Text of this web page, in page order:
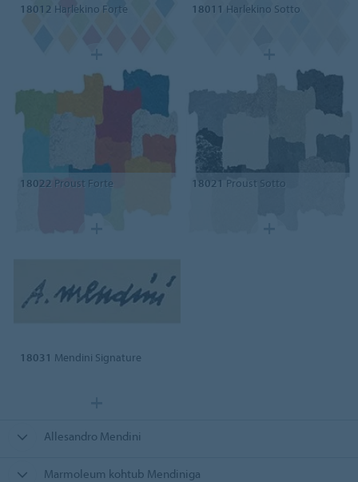
18012 Harlekino Forte 18011 Harlekino Sotto
18022 Proust Forte 18021 Proust Sotto
18031 Mendini Signature
Allesandro Mendini
Marmoleum kohtub Mendiniga